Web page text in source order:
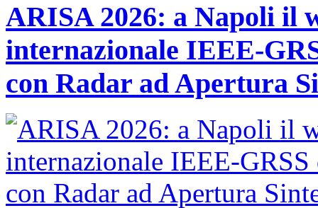
ARISA 2026: a Napoli il
internazionale IEEE-
con Radar ad Apertura